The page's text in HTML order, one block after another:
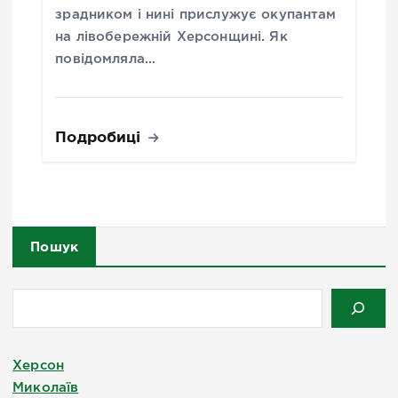
зрадником і нині прислужує окупантам
на лівобережній Херсонщині. Як
повідомляла…
Подробиці
Пошук
Херсон
Миколаїв